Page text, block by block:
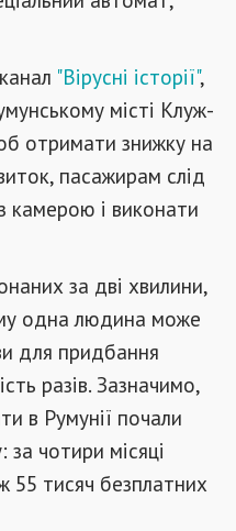
"Вірусні історії",
місті Клуж-
отримати знижку на
пасажирам слід
камерою і виконати
за дві хвилини,
одна людина може
для придбання
разів. Зазначимо,
в Румунії почали
чотири місяці
55 тисяч безплатних